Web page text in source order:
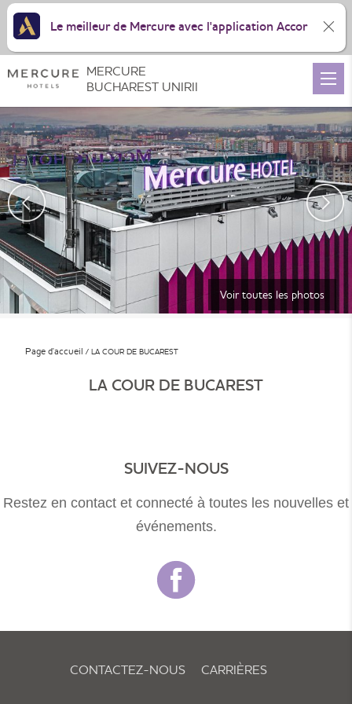
Voir toutes les photos
Page d'accueil LA COUR DE BUCAREST
LA COUR DE BUCAREST
SUIVEZ-NOUS
Restez en contact et connecté à toutes les nouvelles et
événements.
CONTACTEZ-NOUS CARRIÈRES
MERCURE
BUCHAREST UNIRII
Le meilleur de Mercure avec l'application Accor